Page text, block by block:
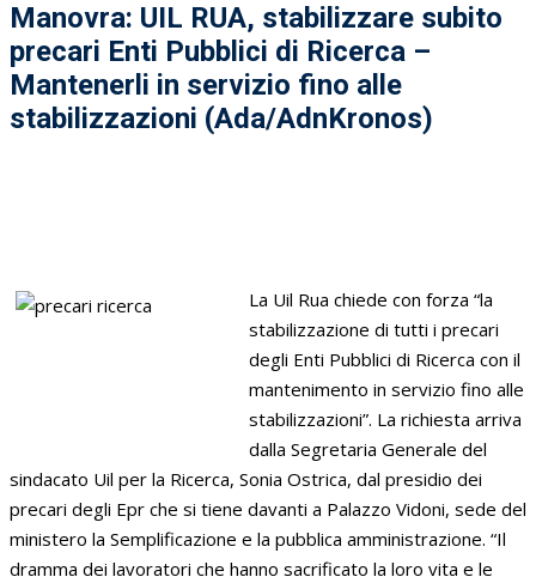
Manovra: UIL RUA, stabilizzare subito
precari Enti Pubblici di Ricerca –
Mantenerli in servizio fino alle
stabilizzazioni (Ada/AdnKronos)
La Uil Rua chiede con forza “la
stabilizzazione di tutti i precari
degli Enti Pubblici di Ricerca con il
mantenimento in servizio fino alle
stabilizzazioni”. La richiesta arriva
dalla Segretaria Generale del
sindacato Uil per la Ricerca, Sonia Ostrica, dal presidio dei
precari degli Epr che si tiene davanti a Palazzo Vidoni, sede del
ministero la Semplificazione e la pubblica amministrazione. “Il
dramma dei lavoratori che hanno sacrificato la loro vita e le